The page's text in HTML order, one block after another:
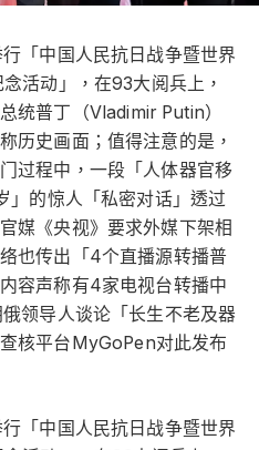
「中国人民抗日战争暨世界
活动」，在93大阅兵上，
统普丁（Vladimir Putin）
历史画面；值得注意的是，
过程中，一段「人体器官移
」的惊人「私密对话」透过
媒《央视》要求外媒下架相
也传出「4个直播源转播普
容声称有4家电视台转播中
领导人谈论「长生不老及器
核平台MyGoPen对此发布
「中国人民抗日战争暨世界